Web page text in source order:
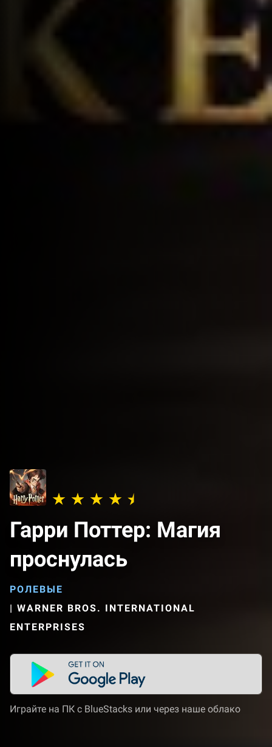
Гарри Поттер: Магия
проснулась
РОЛЕВЫЕ
| WARNER BROS. INTERNATIONAL
ENTERPRISES
Играйте на ПК с BlueStacks или через наше облако